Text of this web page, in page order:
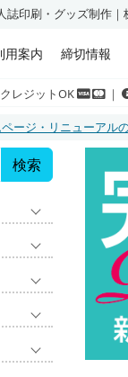
印刷・グッズ制作｜
用案内 締切情報
クレジットOK ｜
ージ・リニューアル
検索